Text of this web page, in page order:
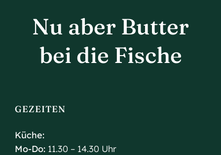
Nu aber Butter
bei die Fische
GEZEITEN
Küche:
Mo-Do: 11.30 – 14.30 Uhr